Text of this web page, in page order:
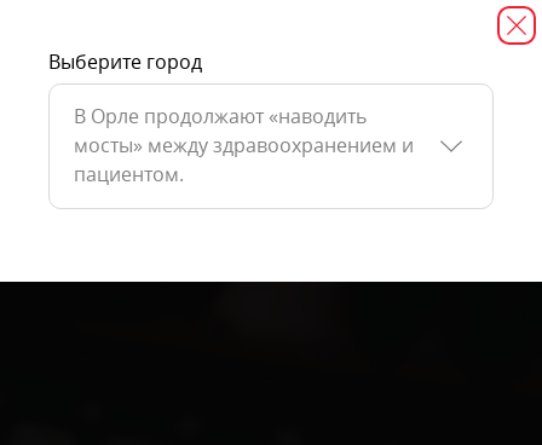
Выберите город
В Орле продолжают «наводить
мосты» между здравоохранением и
пациентом.